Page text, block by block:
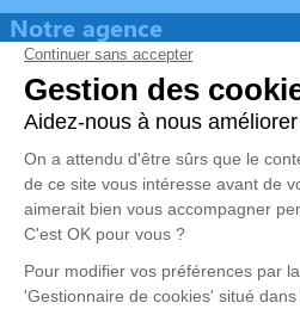
Notre agence
Pompes Funèbres Vanhove
03 74 11 72 61
7, Rue de Dunkerque - 59143 -
5/5 - 4 avis
Nos Services
Organiser des obsèques
Monuments funéraires
Services aux familles